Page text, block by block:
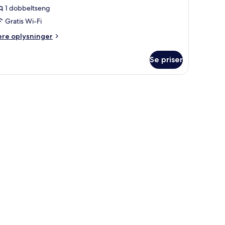
1 dobbeltseng
Gratis Wi-Fi
oplysninger
Se priser